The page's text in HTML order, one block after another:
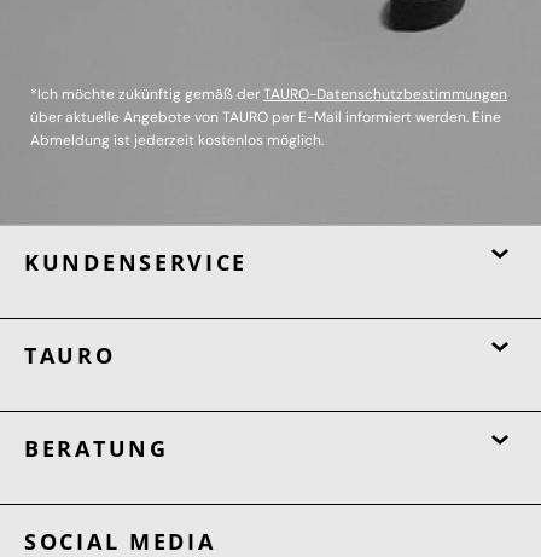
*Ich möchte zukünftig gemäß derTAURO-Datenschutzbestimmungen
über aktuelle Angebote von TAURO per E-Mail informiert werden. Eine
Abmeldung ist jederzeit kostenlos möglich.
KUNDENSERVICE
TAURO
BERATUNG
SOCIAL MEDIA